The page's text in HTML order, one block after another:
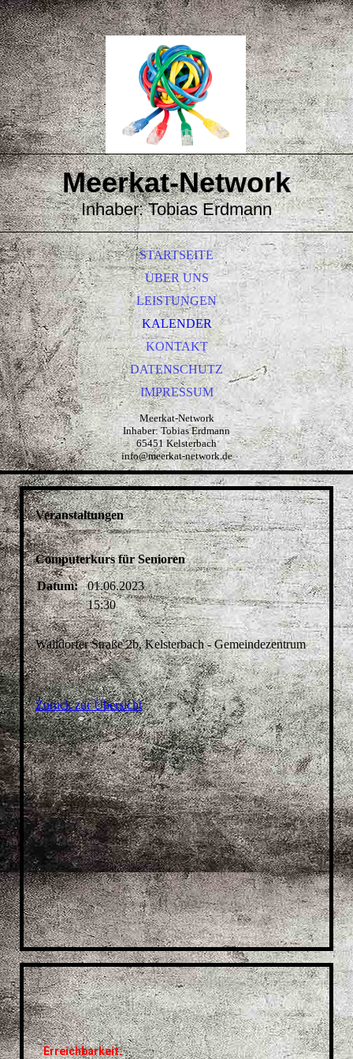
Meerkat-Network
Inhaber: Tobias Erdmann
STARTSEITE
ÜBER UNS
LEISTUNGEN
KALENDER
KONTAKT
DATENSCHUTZ
IMPRESSUM
Meerkat-Network
Inhaber: Tobias Erdmann
65451 Kelsterbach
info@meerkat-network.de
Veranstaltungen
Computerkurs für Senioren
Datum:
01.06.2023
15:30
Walldorfer Straße 2b, Kelsterbach - Gemeindezentrum
Zurück zur Übersicht
Erreichbarkeit: